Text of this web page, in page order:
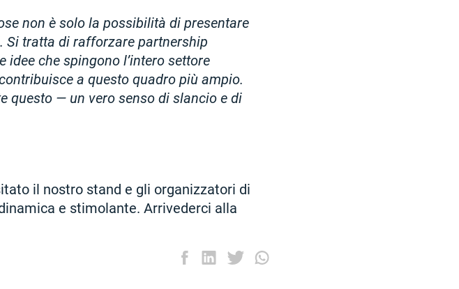
non è solo la possibilità di presentare
Si tratta di rafforzare partnership
che spingono l’intero settore
a questo quadro più ampio.
questo — un vero senso di slancio e di
il nostro stand e gli organizzatori di
e stimolante. Arrivederci alla